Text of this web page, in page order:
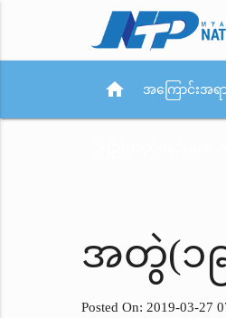
home အကြောင်းအရ
အတွဲ(၁၉
Posted On: 2019-03-27